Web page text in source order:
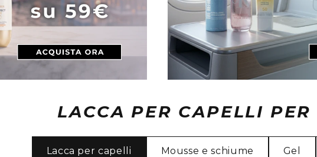
LACCA PER CAPELLI PER
Lacca per capelli Mousse e schiume Gel